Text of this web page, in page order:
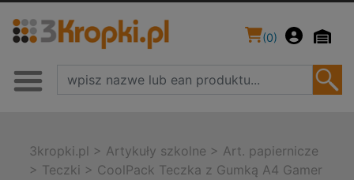
(0)
3kropki.pl > Artykuły szkolne > Art. papiernicze
> Teczki > CoolPack Teczka z Gumką A4 Gamer